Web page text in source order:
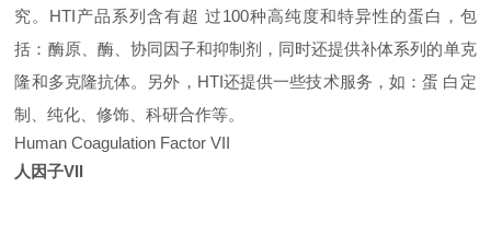
究。HTI产品系列含有超 过100种高纯度和特异性的蛋白，包
括：酶原、酶、协同因子和抑制剂，同时还提供补体系列的单克
隆和多克隆抗体。另外，HTI还提供一些技术服务，如：蛋 白定
制、纯化、修饰、科研合作等。
Human Coagulation Factor VII
人因子VII